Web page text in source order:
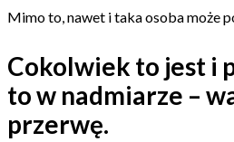
Mimo to, nawet i taka osoba może
Cokolwiek to jest i
to w nadmiarze –
przerwę.